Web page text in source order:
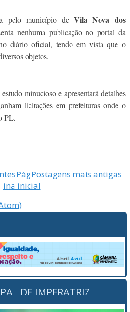
pelo município de Vila Nova dos
nenhuma publicação no portal da
diário oficial, tendo em vista que o
objetos.
minucioso e apresentará detalhes
licitações em prefeituras onde o
PL.
Postagens mais antigas
Pág
ina inicial
DE IMPERATRIZ